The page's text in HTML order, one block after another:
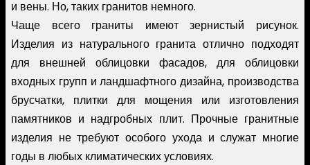
и вены. Но, таких гранитов немного.
Чаще всего граниты имеют зернистый рисунок.
Изделия из натурального гранита отлично подходят
для внешней облицовки фасадов, для облицовки
входных групп и ландшафтного дизайна, производства
брусчатки, плитки для мощения или изготовления
памятников и надгробных плит. Прочные гранитные
изделия не требуют особого ухода и служат многие
годы в любых климатических условиях.